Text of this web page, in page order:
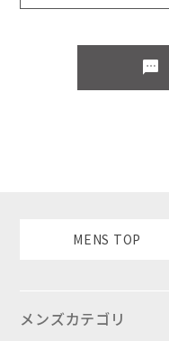
sms
MENS TOP
メンズカテゴリ